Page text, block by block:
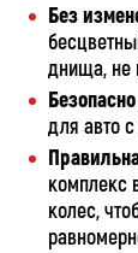
Без
днища, не
для авто
комплекс
колес,